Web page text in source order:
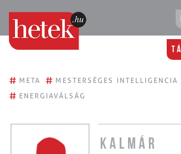
# META # MESTERSÉGES INTELLIGENCIA
# ENERGIAVÁLSÁG
KALMÁR